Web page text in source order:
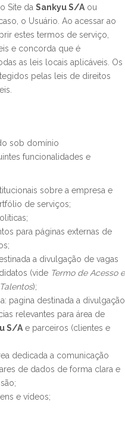
Site da Sankyu S/A ou
o Usuário. Ao acessar ao
estes termos de serviço,
​​e concorda que é
as leis locais aplicáveis. Os
pelas leis de direitos
sob domínio
funcionalidades e
sobre a empresa e
de serviços;
para páginas externas de
a divulgação de vagas
(vide Termo de Acesso e
);
pagina destinada a divulgação
relevantes para área de
S/A e parceiros (clientes e
dedicada a comunicação
de dados de forma clara e
e vídeos;